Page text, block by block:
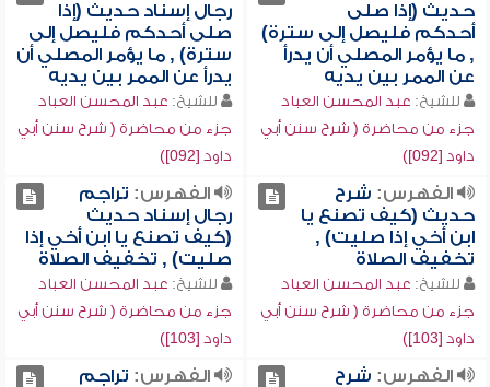
حديث (إذا صلى
أحدكم فليصل إلى سترة)
, ما يؤمر المصلي أن يدرأ
عن الممر بين يديه
للشيخ: عبد المحسن العباد
جزء من محاضرة ( شرح سنن أبي
داود [092])
رجال إسناد حديث (إذا
صلى أحدكم فليصل إلى
سترة) , ما يؤمر المصلي أن
يدرأ عن الممر بين يديه
للشيخ: عبد المحسن العباد
جزء من محاضرة ( شرح سنن أبي
داود [092])
الفهرس: شرح
حديث (كيف تصنع يا
ابن أخي إذا صليت) ,
تخفيف الصلاة
للشيخ: عبد المحسن العباد
جزء من محاضرة ( شرح سنن أبي
داود [103])
الفهرس: تراجم
رجال إسناد حديث
(كيف تصنع يا ابن أخي إذا
صليت) , تخفيف الصلاة
للشيخ: عبد المحسن العباد
جزء من محاضرة ( شرح سنن أبي
داود [103])
الفهرس: شرح
الفهرس: تراجم